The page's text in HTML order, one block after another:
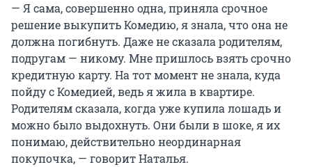
— Я сама, совершенно одна, приняла срочное
решение выкупить Комедию, я знала, что она не
должна погибнуть. Даже не сказала родителям,
подругам — никому. Мне пришлось взять срочно
кредитную карту. На тот момент не знала, куда
пойду с Комедией, ведь я жила в квартире.
Родителям сказала, когда уже купила лошадь и
можно было выдохнуть. Они были в шоке, я их
понимаю, действительно неординарная
покупочка, — говорит Наталья.